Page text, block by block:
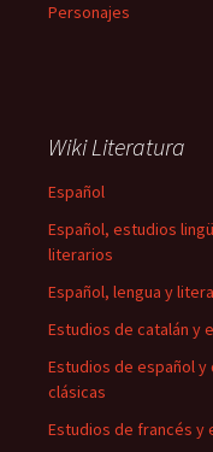
Personajes
Wiki Literatura
Español
Español, estudios
literarios
Español, lengua y
Estudios de catalán y
Estudios de español y
clásicas
Estudios de francés y